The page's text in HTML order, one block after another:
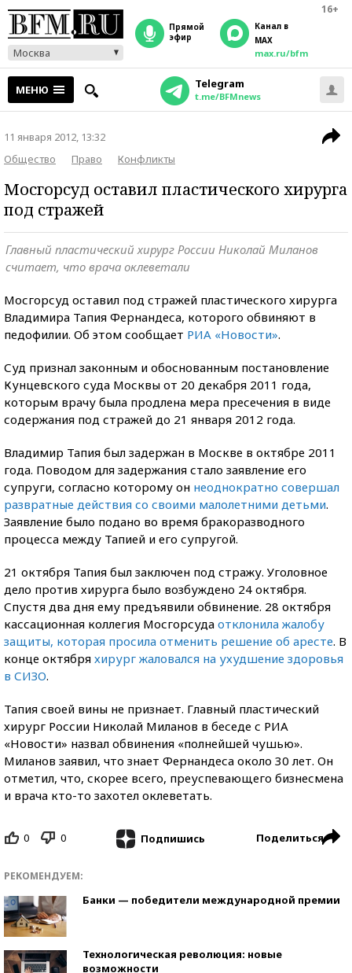
16+
Москва
прямой
эфир
Канал в
MAX
max.ru/bfm
МЕНЮ Telegram
t.me/BFMnews
11 января 2012, 13:32
Общество
Право Конфликты
Мосгорсуд оставил пластического хирурга
под стражей
Главный пластический хирург России Николай Миланов
считает, что врача оклеветали
Мосгорсуд оставил под стражей пластического хирурга
Владимира Тапия Фернандеса, которого обвиняют в
педофилии. Об этом сообщает РИА «Новости».
Суд признал законным и обоснованным постановление
Кунцевского суда Москвы от 20 декабря 2011 года,
которым врачу была продлена мера пресечения в виде
содержания под стражей до 21 января 2012 года.
Владимир Тапия был задержан в Москве в октябре 2011
года. Поводом для задержания стало заявление его
супруги, согласно которому он неоднократно совершал
развратные действия со своими малолетними детьми.
Заявление было подано во время бракоразводного
процесса между Тапией и его супругой.
21 октября Тапия был заключен под стражу. Уголовное
дело против хирурга было возбуждено 24 октября.
Спустя два дня ему предъявили обвинение. 28 октября
кассационная коллегия Мосгорсуда отклонила жалобу
защиты, которая просила отменить решение об аресте. В
конце октября хирург жаловался на ухудшение здоровья
в СИЗО.
Тапия своей вины не признает. Главный пластический
хирург России Николай Миланов в беседе с РИА
«Новости» назвал обвинения «полнейшей чушью».
Миланов заявил, что знает Фернандеса около 30 лет. Он
отметил, что, скорее всего, преуспевающего бизнесмена
и врача кто-то захотел оклеветать.
0 0 Подпишись Поделиться
РЕКОМЕНДУЕМ:
Банки — победители международной премии
Технологическая революция: новые
возможности